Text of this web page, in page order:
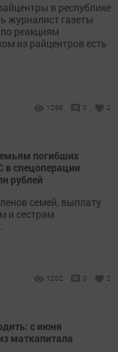
в республике
журналист газеты
реакциям
из райцентров есть
1268 0 2
погибших
спецоперации
рублей
семей, выплату
и сестрам
1202 0 2
с июня
маткапитала